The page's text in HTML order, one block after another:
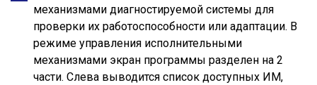
механизмами диагностируемой системы для
проверки их работоспособности или адаптации. В
режиме управления исполнительными
механизмами экран программы разделен на 2
части. Слева выводится список доступных ИМ,